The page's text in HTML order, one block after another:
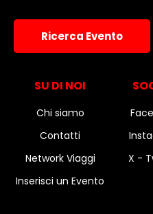
Ricerca Evento
SU DI NOI
Chi siamo
Contatti
Network Viaggi
Inserisci un Evento
X -